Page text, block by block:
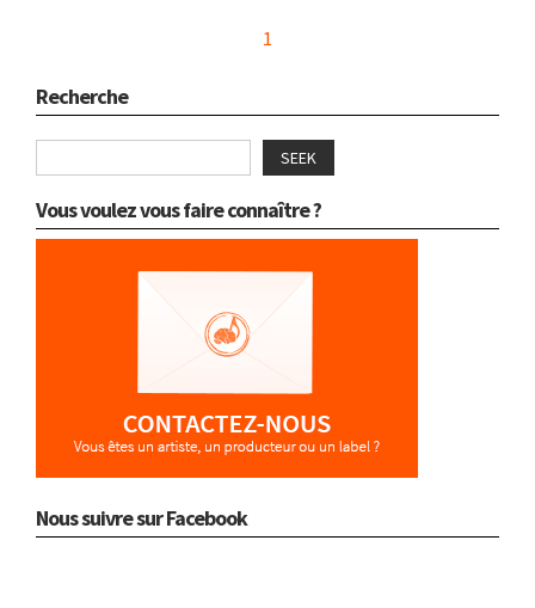
1
Recherche
SEEK
Vous voulez vous faire connaître ?
Nous suivre sur Facebook